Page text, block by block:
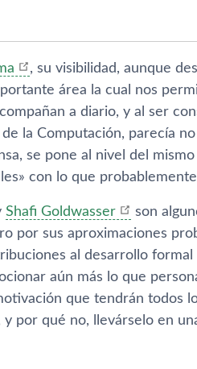
, su visibilidad, aunque
área la cual nos
a diario, y al ser
la Computación, parecí­a
se pone al nivel del
con lo que
Shafi Goldwasser
son
por sus aproximaciones
al desarrollo
aún más lo que
que tendrán todos
por qué no, llevárselo en